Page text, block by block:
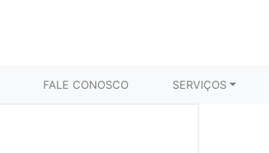
FALE CONOSCO SERVIÇOS